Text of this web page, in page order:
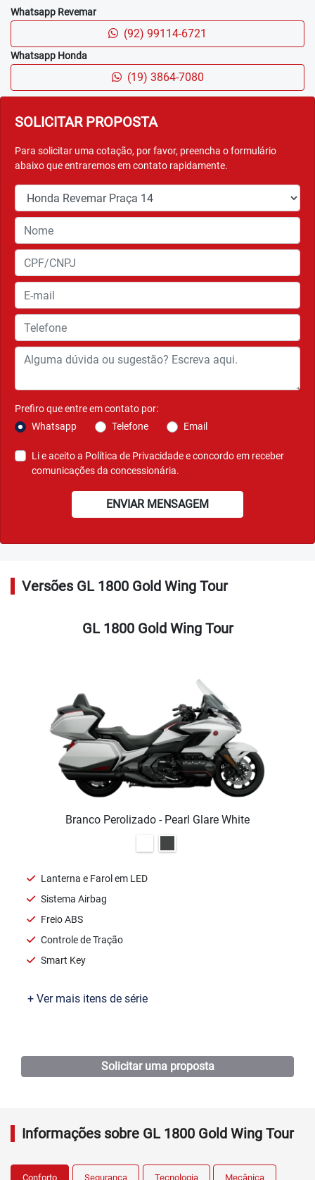
SOLICITAR PROPOSTA
Para solicitar uma cotação, por favor, preencha o formulário
abaixo que entraremos em contato rapidamente.
Prefiro que entre em contato por:
Whatsapp
Telefone Email
Li e aceito a Política de Privacidadee concordo em receber
comunicações da concessionária.
ENVIAR MENSAGEM
Whatsapp Revemar
(92) 99114-6721
Whatsapp Honda
(19) 3864-7080
Versões GL 1800 Gold Wing Tour
GL 1800 Gold Wing Tour
Branco Perolizado - Pearl Glare White
Lanterna e Farol em LED
Sistema Airbag
Freio ABS
Controle de Tração
Smart Key
+ Ver mais itens de série
Solicitar uma proposta
Informações sobre GL 1800 Gold Wing Tour
Conforto Segurança Tecnologia Mecânica